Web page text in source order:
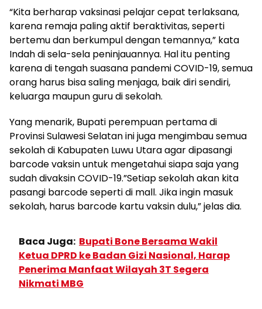
“Kita berharap vaksinasi pelajar cepat terlaksana,
karena remaja paling aktif beraktivitas, seperti
bertemu dan berkumpul dengan temannya,” kata
Indah di sela-sela peninjauannya. Hal itu penting
karena di tengah suasana pandemi COVID-19, semua
orang harus bisa saling menjaga, baik diri sendiri,
keluarga maupun guru di sekolah.
Yang menarik, Bupati perempuan pertama di
Provinsi Sulawesi Selatan ini juga mengimbau semua
sekolah di Kabupaten Luwu Utara agar dipasangi
barcode vaksin untuk mengetahui siapa saja yang
sudah divaksin COVID-19.”Setiap sekolah akan kita
pasangi barcode seperti di mall. Jika ingin masuk
sekolah, harus barcode kartu vaksin dulu,” jelas dia.
Baca Juga: Bupati Bone Bersama Wakil
Ketua DPRD ke Badan Gizi Nasional, Harap
Penerima Manfaat Wilayah 3T Segera
Nikmati MBG